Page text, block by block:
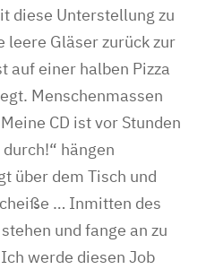
diese Unterstellung zu
Gläser zurück zur
auf einer halben Pizza
Menschenmassen
CD ist vor Stunden
hängen
über dem Tisch und
… Inmitten des
und fange an zu
werde diesen Job